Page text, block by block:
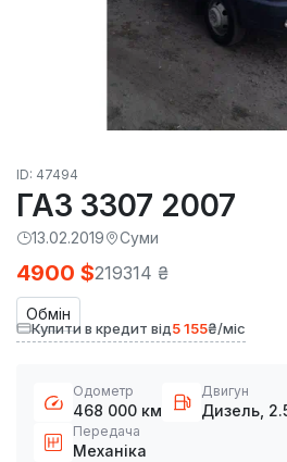
ID: 47494
ГАЗ 3307 2007
13.02.2019 Суми
Обмін
4900 $219314 ₴
Купити в кредит від5 155₴/міс
Одометр
468 000 км
Двигун
Дизель,
Передача
Механіка